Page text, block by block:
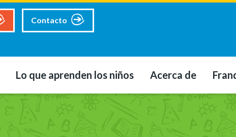
Contacto
Lo que aprenden los niños Acerca de